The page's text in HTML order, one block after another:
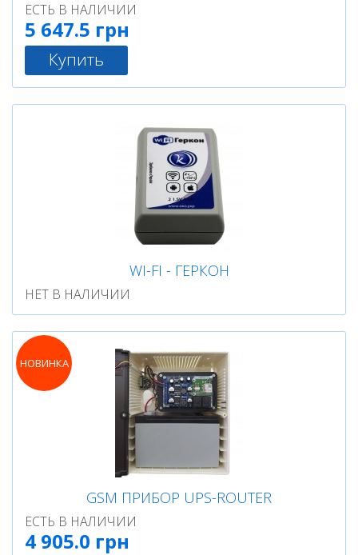
ЕСТЬ В НАЛИЧИИ
5 647.5 грн
Купить
WI-FI - ГЕРКОН
НЕТ В НАЛИЧИИ
НОВИНКА
GSM ПРИБОР UPS-ROUTER
ЕСТЬ В НАЛИЧИИ
4 905.0 грн